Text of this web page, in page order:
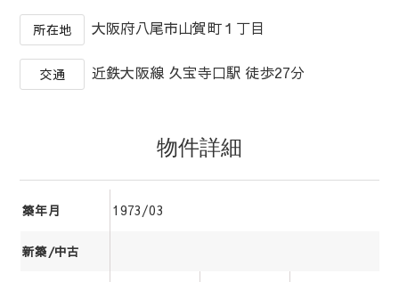
所在地 大阪府八尾市山賀町１丁目
交通 近鉄大阪線 久宝寺口駅 徒歩27分
物件詳細
築年月 1973/03
新築/中古